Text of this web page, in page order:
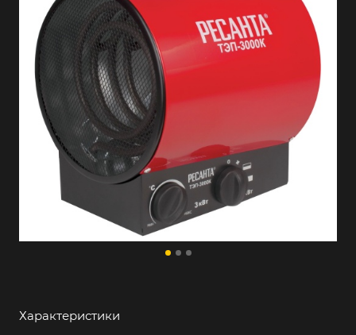
Характеристики